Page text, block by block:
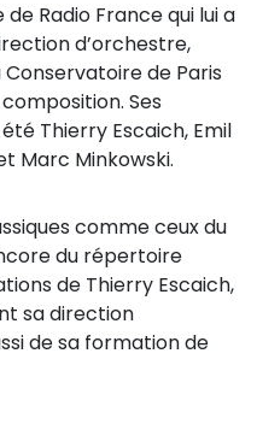
Radio France qui lui a
d’orchestre,
de Paris
Ses
Thierry Escaich, Emil
Marc Minkowski.
comme ceux du
du répertoire
de Thierry Escaich,
sa direction
de sa formation de